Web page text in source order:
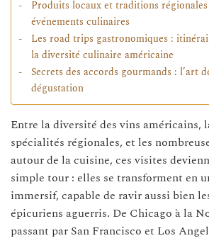
Produits locaux et traditions
événements culinaires
Les road trips gastronomiques :
la diversité culinaire américaine
Secrets des accords gourmands : l’art
dégustation
Entre la diversité des vins américains,
spécialités régionales, et les
autour de la cuisine, ces visites
simple tour : elles se transforment en
immersif, capable de ravir aussi bien
épicuriens aguerris. De Chicago à la
passant par San Francisco et Los